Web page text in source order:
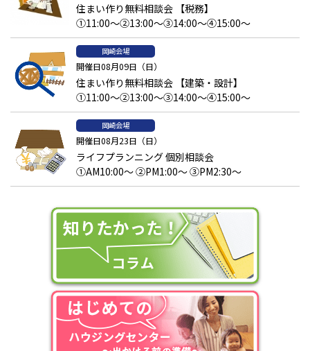
住まい作り無料相談会 【税務】
①11:00～②13:00～③14:00～④15:00～
岡崎会場
開催日08月09日（日）
住まい作り無料相談会 【建築・設計】
①11:00～②13:00～③14:00～④15:00～
岡崎会場
開催日08月23日（日）
ライフプランニング 個別相談会
①AM10:00～ ②PM1:00～ ③PM2:30～